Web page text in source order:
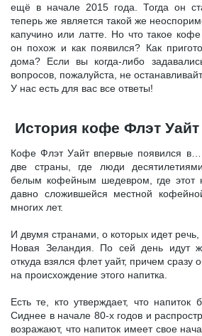
%
ещё в начале 2015 года. Тогда он
теперь же является такой же
капучино или латте. Но что такое
он похож и как появился? Как
дома? Если вы когда-либо
вопросов, пожалуйста, не
У нас есть для вас все ответы!
История кофе Флэт Уайт
Кофе Флэт Уайт впервые появился
две страны, где люди
белым кофейным шедевром, где этот
давно сложившейся местной
многих лет.
И двумя странами, о которых идет
Новая Зеландия. По сей день идут
откуда взялся флет уайт, причем сразу
на происхождение этого напитка.
Есть те, кто утверждает, что
Сиднее в начале 80-х годов и
возражают, что напиток имеет свое